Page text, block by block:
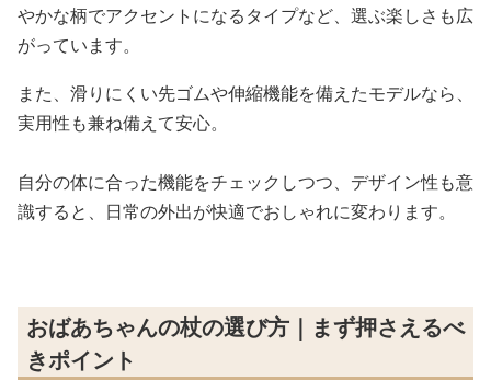
やかな柄でアクセントになるタイプなど、選ぶ楽しさも広
がっています。
また、滑りにくい先ゴムや伸縮機能を備えたモデルなら、
実用性も兼ね備えて安心。
自分の体に合った機能をチェックしつつ、デザイン性も意
識すると、日常の外出が快適でおしゃれに変わります。
おばあちゃんの杖の選び方｜まず押さえるべ
きポイント